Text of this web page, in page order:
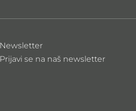
Newsletter
Prijavi se na naš newsletter